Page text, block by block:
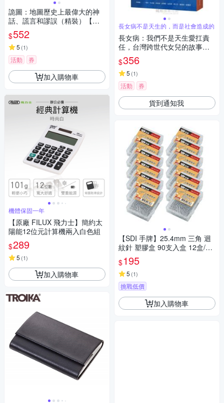
詭圖：地圖歷史上最偉大的神
話、謊言和謬誤（精裝）【城
邦讀書花園】
$552
5 (1)
活動 券
加入購物車
機體保固一年
【原廠 FILUX 飛力士】簡約太
陽能12位元計算機兩入白色組
$289
5 (1)
加入購物車
長女病不是天生的，而是社會造成的
長女病：我們不是天生愛扛責
任，台灣跨世代女兒的故事
【城邦讀書花園】
$356
5 (1)
活動 券
貨到通知我
【SDI 手牌】25.4mm 三角 迴
紋針 塑膠盒 90支入盒 12盒/組
0731G
$195
5 (1)
挑戰低價
加入購物車